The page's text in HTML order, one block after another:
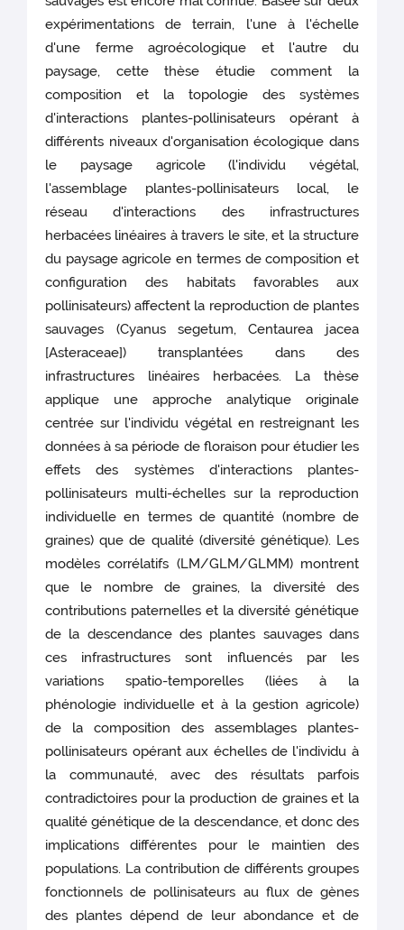
expérimentations de terrain, l'une à l'échelle
d'une ferme agroécologique et l'autre du
paysage, cette thèse étudie comment la
composition et la topologie des systèmes
d'interactions plantes-pollinisateurs opérant à
différents niveaux d'organisation écologique dans
le paysage agricole (l'individu végétal,
l'assemblage plantes-pollinisateurs local, le
réseau d'interactions des infrastructures
herbacées linéaires à travers le site, et la structure
du paysage agricole en termes de composition et
configuration des habitats favorables aux
pollinisateurs) affectent la reproduction de plantes
sauvages (Cyanus segetum, Centaurea jacea
[Asteraceae]) transplantées dans des
infrastructures linéaires herbacées. La thèse
applique une approche analytique originale
centrée sur l'individu végétal en restreignant les
données à sa période de floraison pour étudier les
effets des systèmes d'interactions plantes-
pollinisateurs multi-échelles sur la reproduction
individuelle en termes de quantité (nombre de
graines) que de qualité (diversité génétique). Les
modèles corrélatifs (LM/GLM/GLMM) montrent
que le nombre de graines, la diversité des
contributions paternelles et la diversité génétique
de la descendance des plantes sauvages dans
ces infrastructures sont influencés par les
variations spatio-temporelles (liées à la
phénologie individuelle et à la gestion agricole)
de la composition des assemblages plantes-
pollinisateurs opérant aux échelles de l'individu à
la communauté, avec des résultats parfois
contradictoires pour la production de graines et la
qualité génétique de la descendance, et donc des
implications différentes pour le maintien des
populations. La contribution de différents groupes
fonctionnels de pollinisateurs au flux de gènes
des plantes dépend de leur abondance et de